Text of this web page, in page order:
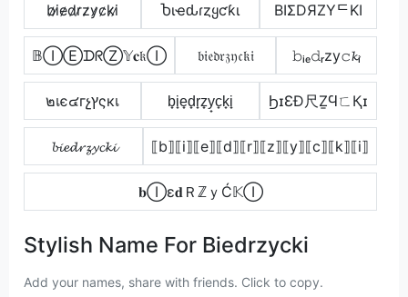
b̷i̷e̷d̷r̷z̷y̷c̷k̷i̷ Ⴆιҽԃɾȥყƈƙι BIΣDЯZYᄃKI
𝔹ⒾⒺᗪᖇⓏ𝕐𝐜𝔨Ⓘ 𝔟𝔦𝔢𝔡𝔯𝔷𝔶𝔠𝔨𝔦 𝚋ᵢₑ𝚍ᵣzy𝚌𝓴ᵢ
๒เє๔гչץςкเ b̟i̟e̟d̟r̟z̟y̟c̟k̟i̟ ϦɪƐÐ尺ẔϤㄈҚɪ
𝓫𝓲𝓮𝓭𝓻𝔃𝔂𝓬𝓴𝓲 ⟦b⟧⟦i⟧⟦e⟧⟦d⟧⟦r⟧⟦z⟧⟦y⟧⟦c⟧⟦k⟧⟦i⟧
𝐛Ⓘε𝐝ＲℤｙĆ𝕂Ⓘ
Stylish Name For Biedrzycki
Add your names, share with friends. Click to copy.